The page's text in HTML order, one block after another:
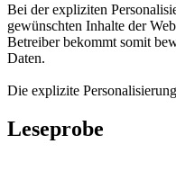
Bei der expliziten
gewünschten Inhalte der
Betreiber bekommt somit
Daten.
Die explizite
Leseprobe